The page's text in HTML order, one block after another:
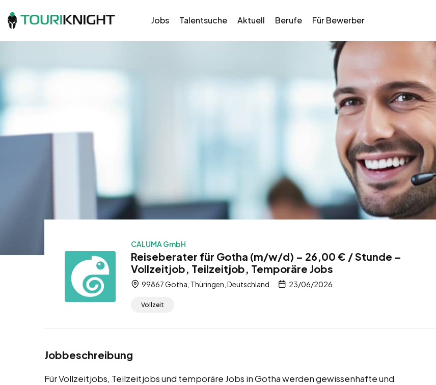
Jobs Talentsuche Aktuell Berufe Für Bewerber
CALUMA GmbH
Reiseberater für Gotha (m/w/d) – 26,00 € / Stunde –
Vollzeitjob, Teilzeitjob, Temporäre Jobs
99867 Gotha, Thüringen, Deutschland 23/06/2026
Vollzeit
Jobbeschreibung
Für Vollzeitjobs, Teilzeitjobs und temporäre Jobs in Gotha werden gewissenhafte und